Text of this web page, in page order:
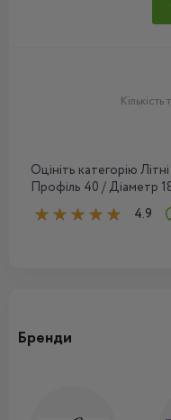
Кількість
Оцініть категорію
Профіль 40 / Діаметр
4.9
Бренди